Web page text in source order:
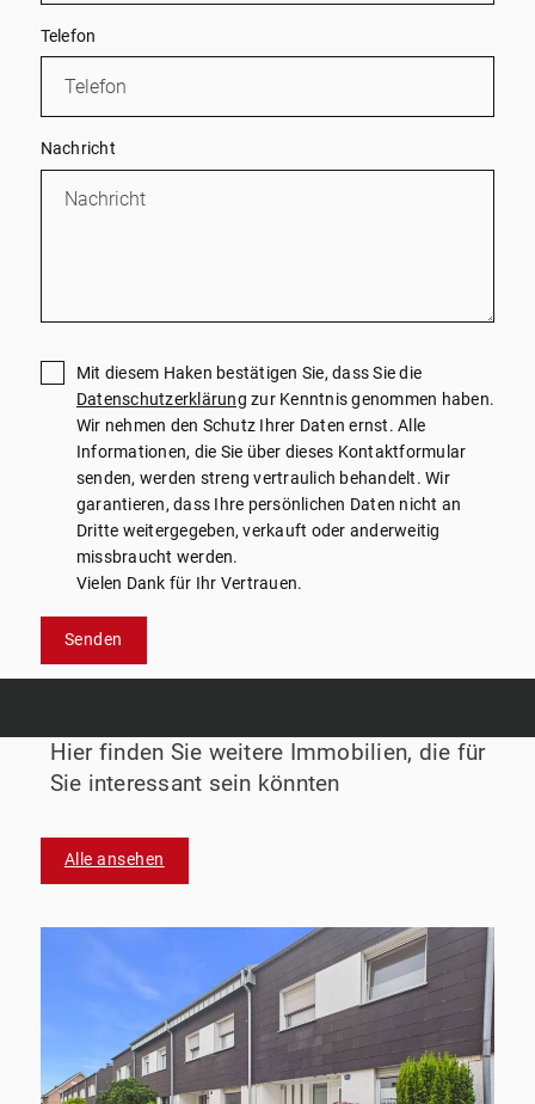
Telefon
Nachricht
Mit diesem Haken bestätigen Sie, dass Sie die
Datenschutzerklärung zur Kenntnis genommen haben.
Wir nehmen den Schutz Ihrer Daten ernst. Alle
Informationen, die Sie über dieses Kontaktformular
senden, werden streng vertraulich behandelt. Wir
garantieren, dass Ihre persönlichen Daten nicht an
Dritte weitergegeben, verkauft oder anderweitig
missbraucht werden.
Vielen Dank für Ihr Vertrauen.
Senden
Hier finden Sie weitere Immobilien, die für
Sie interessant sein könnten
Alle ansehen